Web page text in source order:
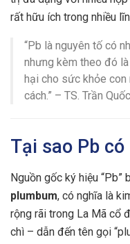
rất hữu ích trong nhiều
“Pb là nguyên tố có
nhưng kèm theo đó
hại cho sức khỏe
cách.” – TS. Trần
Tại sao Pb
Nguồn gốc ký hiệu
plumbum, có nghĩa là
rộng rãi trong La Mã cổ
chì – dẫn đến tên gọi